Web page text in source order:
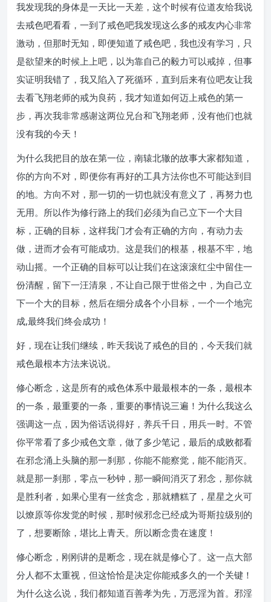
我发现我的身体是一天比一天差，这个时候有位道友给我说
去戒色吧看看，一到了戒色吧我发现这么多的戒友内心非常
激动，但那时无知，即便知道了戒色吧，我也没有学习，只
是欲望来的时候上上吧，以为靠自己的毅力可以戒掉，但事
实证明我错了，我又陷入了死循环，直到后来有位吧友让我
去看飞翔老师的戒为良药，我才知道如何迈上戒色的第一
步，再次我非常感谢这两位兄台和飞翔老师，没有他们也就
没有我的今天！
为什么我把目的放在第一位，南辕北辙的故事大家都知道，
你的方向不对，即便你有再好的工具方法你也不可能达到目
的地。方向不对，那一切的一切也就没有意义了，再努力也
无用。所以作为修行路上的我们必须为自己立下一个大目
标，正确的目标，这样我门才会有正确的方向，有动力去
做，进而才会有可能成功。这是我们的根基，根基不牢，地
动山摇。一个正确的目标可以让我们在这滚滚红尘中留住一
份清醒，留下一汪清泉，不让自己限于世俗之中，为自己立
下一个大的目标，然后在细分成各个小目标，一个一个地完
成,最终我们终会成功！
好，现在让我们继续，昨天我说了戒色的目的，今天我们就
戒色最根本方法来说说。
修心断念，这是所有的戒色体系中最最根本的一条，最根本
的一条，最重要的一条，重要的事情说三遍！为什么我这么
强调这一点，因为俗话说得好，养兵千日，用兵一时。不管
你平常看了多少戒色文章，做了多少笔记，最后的成败都看
在邪念涌上头脑的那一刹那，你能不能察觉，能不能消灭。
就是那一刹那，零点一秒钟，那一瞬间消灭了邪念，那你就
是胜利者，如果心里有一丝贪念，那就糟糕了，星星之火可
以燎原等你发觉的时候，那时候邪念已经成为哥斯拉级别的
了，想要断除，堪比上青天。所以断念贵在速度！
修心断念，刚刚讲的是断念，现在就是修心了。这一点大部
分人都不太重视，但这恰恰是决定你能戒多久的一个关键！
为什么这么说，我们都知道百善孝为先，万恶淫为首。邪淫